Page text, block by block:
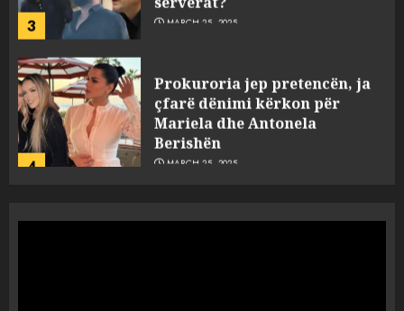
3 MARCH 25, 2025
4
çfarë dënimi kërkon për
Mariela dhe Antonela
Berishën
MARCH 25, 2025